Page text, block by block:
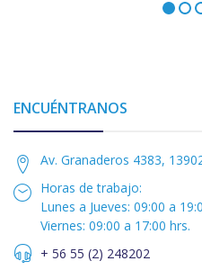
ENCUÉNTRANOS
Av. Granaderos 4383,
Horas de trabajo:
Lunes a Jueves: 09:00 a
Viernes: 09:00 a 17:00 hrs.
+ 56 55 (2) 248202